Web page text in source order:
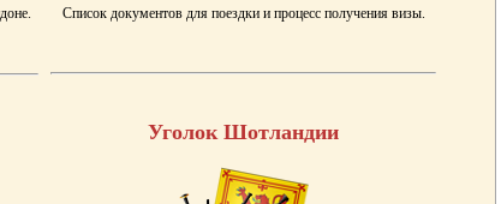
Список документов для поездки и процесс получения визы.
Уголок Шотландии